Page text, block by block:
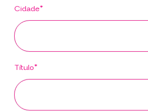
Cidade*
Título*